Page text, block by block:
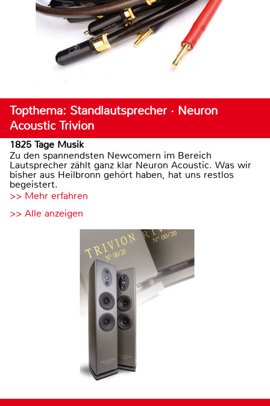
Topthema: Standlautsprecher · Neuron
Acoustic Trivion
1825 Tage Musik
Zu den spannendsten Newcomern im Bereich
Lautsprecher zählt ganz klar Neuron Acoustic. Was wir
bisher aus Heilbronn gehört haben, hat uns restlos
begeistert.
>> Mehr erfahren
>> Alle anzeigen